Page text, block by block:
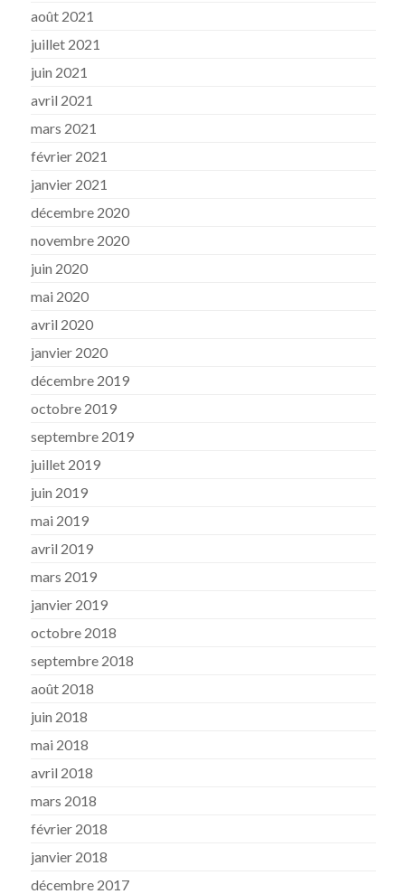
août 2021
juillet 2021
juin 2021
avril 2021
mars 2021
février 2021
janvier 2021
décembre 2020
novembre 2020
juin 2020
mai 2020
avril 2020
janvier 2020
décembre 2019
octobre 2019
septembre 2019
juillet 2019
juin 2019
mai 2019
avril 2019
mars 2019
janvier 2019
octobre 2018
septembre 2018
août 2018
juin 2018
mai 2018
avril 2018
mars 2018
février 2018
janvier 2018
décembre 2017